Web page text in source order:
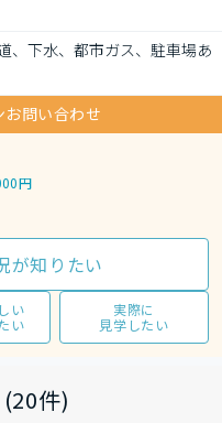
、下水、都市ガス、駐車場あ
問い合わせ
円
が知りたい
い
い
実際に
見学したい
件)